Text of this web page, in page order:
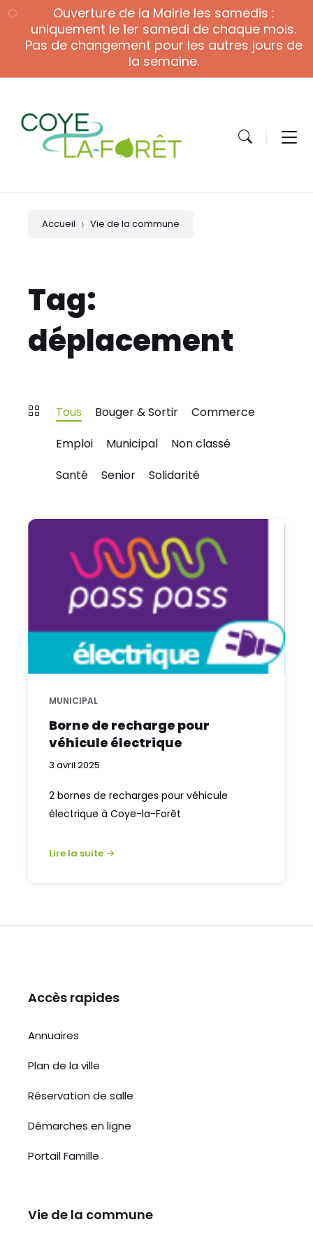
to
content
to
navigation
to
footer
Ouverture de la Mairie les samedis :
uniquement le 1er samedi de chaque mois.
Pas de changement pour les autres jours de
la semaine.
Accueil Vie de la commune
Tag:
déplacement
Tous Bouger & Sortir
Commerce
Emploi
Municipal
Non classé
Santé
Senior Solidarité
MUNICIPAL
Borne de recharge pour
véhicule électrique
3 avril 2025
2 bornes de recharges pour véhicule
électrique à Coye-la-Forêt
Lire la suite
Accès rapides
Annuaires
Plan de la ville
Réservation de salle
Démarches en ligne
Portail Famille
Vie de la commune